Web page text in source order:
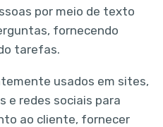
por meio de texto
fornecendo
tarefas.
usados em sites,
e redes sociais para
ao cliente, fornecer